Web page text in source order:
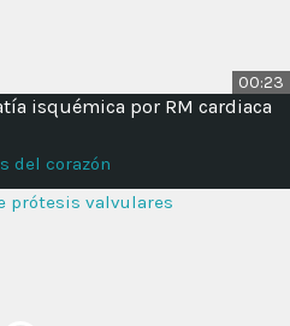
00:23
isquémica por RM cardiaca
del corazón